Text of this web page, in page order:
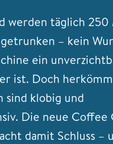
werden täglich
– kein
ein
ist. Doch
sind klobig und
Die neue Coffee
damit Schluss –